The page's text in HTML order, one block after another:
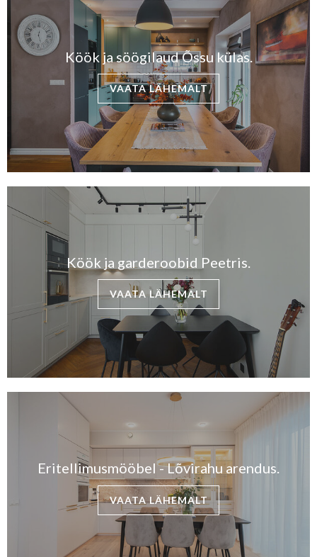
Köök ja söögilaud Õssu külas.
VAATA LÄHEMALT
Köök ja garderoobid Peetris.
VAATA LÄHEMALT
Eritellimusmööbel - Lõvirahu arendus.
VAATA LÄHEMALT